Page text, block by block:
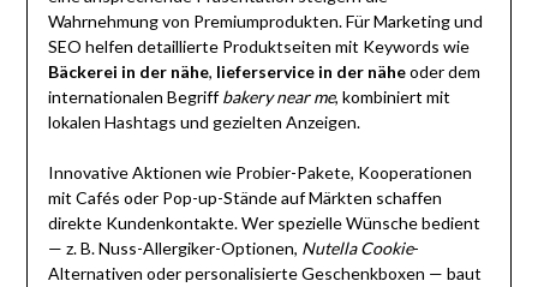
Wahrnehmung von Premiumprodukten. Für Marketing und
SEO helfen detaillierte Produktseiten mit Keywords wie
Bäckerei in der nähe, lieferservice in der näheoder dem
internationalen Begriffbakery near me, kombiniert mit
lokalen Hashtags und gezielten Anzeigen.
Innovative Aktionen wie Probier-Pakete, Kooperationen
mit Cafés oder Pop-up-Stände auf Märkten schaffen
direkte Kundenkontakte. Wer spezielle Wünsche bedient
— z. B. Nuss-Allergiker-Optionen, Nutella Cookie-
Alternativen oder personalisierte Geschenkboxen — baut